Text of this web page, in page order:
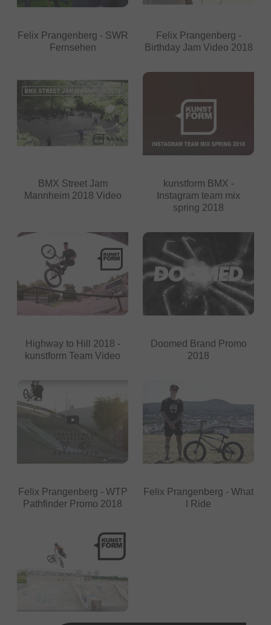
Felix Prangenberg - SWR
Fernsehen
Felix Prangenberg -
Birthday Jam Video 2018
BMX Street Jam
Mannheim 2018 Video
kunstform BMX -
Instagram team mix
spring 2018
Highway to Hill 2018 -
kunstform Team Video
Doomed Brand Promo
2018
Felix Prangenberg - WTP
Pathfinder Promo 2018
Felix Prangenberg - What
I Ride